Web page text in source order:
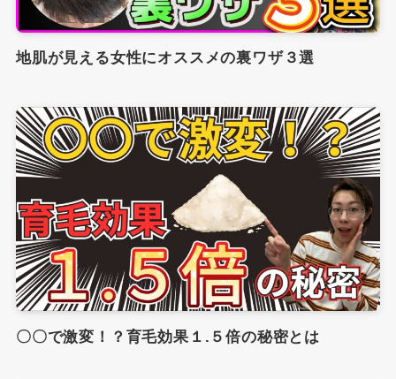
地肌が見える女性にオススメの裏ワザ３選
〇〇で激変！？育毛効果１.５倍の秘密とは